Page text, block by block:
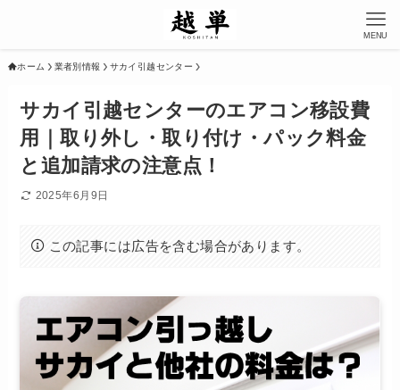
MENU
ホーム 業者別情報 サカイ引越センター
サカイ引越センターのエアコン移設費
用｜取り外し・取り付け・パック料金
と追加請求の注意点！
2025年6月9日
この記事には広告を含む場合があります。